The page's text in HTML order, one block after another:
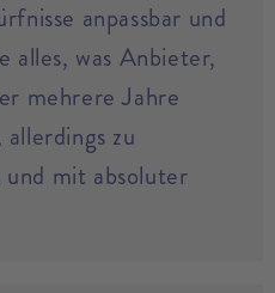
anpassbar und
alles, was Anbieter,
mehrere Jahre
zu
und mit absoluter